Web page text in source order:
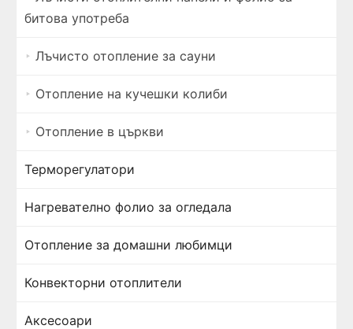
битова употреба
Лъчисто отопление за сауни
Отопление на кучешки колиби
Отопление в църкви
Терморегулатори
Нагревателно фолио за огледала
Отопление за домашни любимци
Конвекторни отоплители
Аксесоари